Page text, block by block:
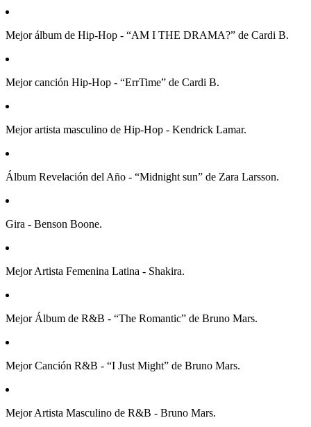
Mejor álbum de Hip-Hop - “AM I THE DRAMA?” de Cardi B.
Mejor canción Hip-Hop - “ErrTime” de Cardi B.
Mejor artista masculino de Hip-Hop - Kendrick Lamar.
Álbum Revelación del Año - “Midnight sun” de Zara Larsson.
Gira - Benson Boone.
Mejor Artista Femenina Latina - Shakira.
Mejor Álbum de R&B - “The Romantic” de Bruno Mars.
Mejor Canción R&B - “I Just Might” de Bruno Mars.
Mejor Artista Masculino de R&B - Bruno Mars.